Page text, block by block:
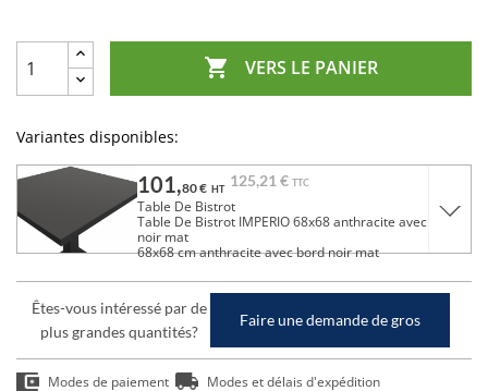
 VERS LE PANIER
Variantes disponibles:
101,80 € HT 125,21 € TTC
Table De Bistrot
Table De Bistrot IMPERIO 68x68 anthracite avec bord
noir mat
68x68 cm anthracite avec bord noir mat
Êtes-vous intéressé par de
plus grandes quantités?
Faire une demande de gros
Modes de paiement Modes et délais d'expédition